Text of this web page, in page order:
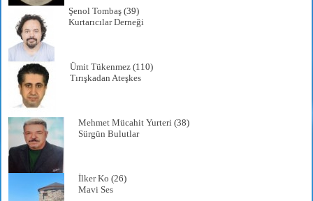
Şenol Tombaş (39)
Kurtarıcılar Derneği
Ümit Tükenmez (110)
Tırışkadan Ateşkes
Mehmet Mücahit Yurteri (38)
Sürgün Bulutlar
İlker Ko (26)
Mavi Ses